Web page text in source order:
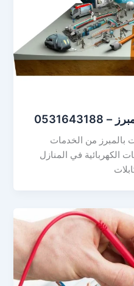
بالمبرز من الخدمات
الكهربائية في المنازل